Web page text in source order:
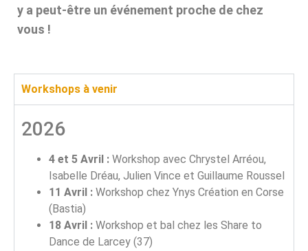
y a peut-être un événement proche de chez
vous !
Workshops à venir
2026
4 et 5 Avril : Workshop avec Chrystel Arréou,
Isabelle Dréau, Julien Vince et Guillaume Roussel
11 Avril : Workshop chez Ynys Création en Corse
(Bastia)
18 Avril : Workshop et bal chez les Share to
Dance de Larcey (37)